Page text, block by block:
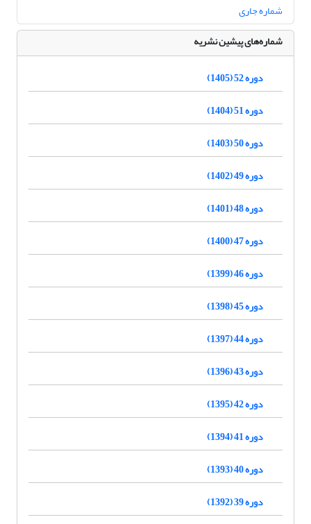
شماره جاری
شماره‌های پیشین نشریه
دوره 52 (1405)
دوره 51 (1404)
دوره 50 (1403)
دوره 49 (1402)
دوره 48 (1401)
دوره 47 (1400)
دوره 46 (1399)
دوره 45 (1398)
دوره 44 (1397)
دوره 43 (1396)
دوره 42 (1395)
دوره 41 (1394)
دوره 40 (1393)
دوره 39 (1392)